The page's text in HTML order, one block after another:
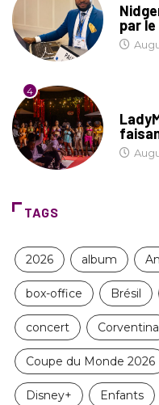
par
4
TAGS
2026 album
box-office Brésil
concert Corventina
Coupe du Monde 2026
Disney+ Enfants